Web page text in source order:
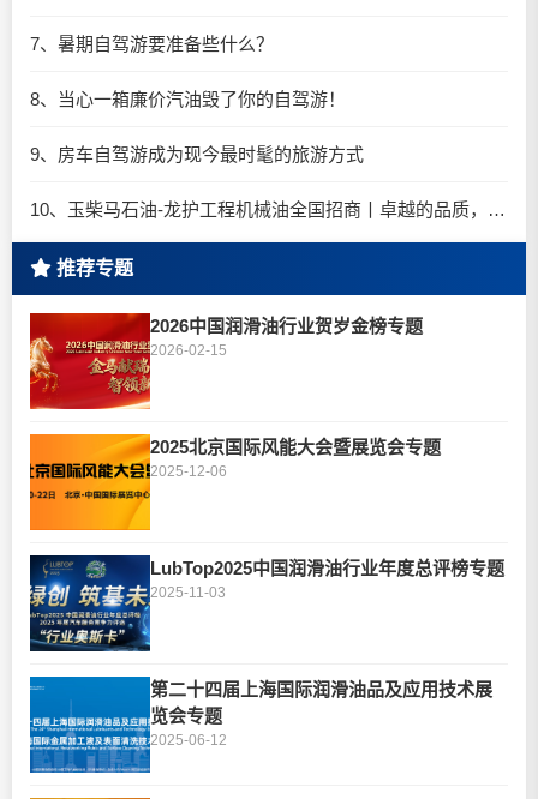
7、暑期自驾游要准备些什么？
8、当心一箱廉价汽油毁了你的自驾游！
9、房车自驾游成为现今最时髦的旅游方式
10、玉柴马石油-龙护工程机械油全国招商丨卓越的品质，专业的品牌！
推荐专题
2026中国润滑油行业贺岁金榜专题
2026-02-15
2025北京国际风能大会暨展览会专题
2025-12-06
LubTop2025中国润滑油行业年度总评榜专题
2025-11-03
第二十四届上海国际润滑油品及应用技术展
览会专题
2025-06-12